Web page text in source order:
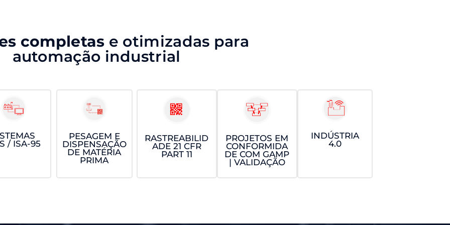
completas e otimizadas para
automação industrial
/ ISA-95
PESAGEM E
DISPENSAÇÃO
DE MATÉRIA
PRIMA
RASTREABILID
ADE 21 CFR
PART 11
PROJETOS EM
CONFORMIDA
DE COM GAMP
| VALIDAÇÃO
INDÚSTRIA
4.0